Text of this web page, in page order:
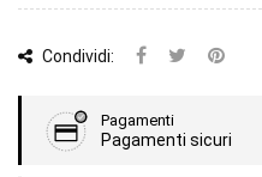
Condividi:
Pagamenti
Pagamenti sicuri